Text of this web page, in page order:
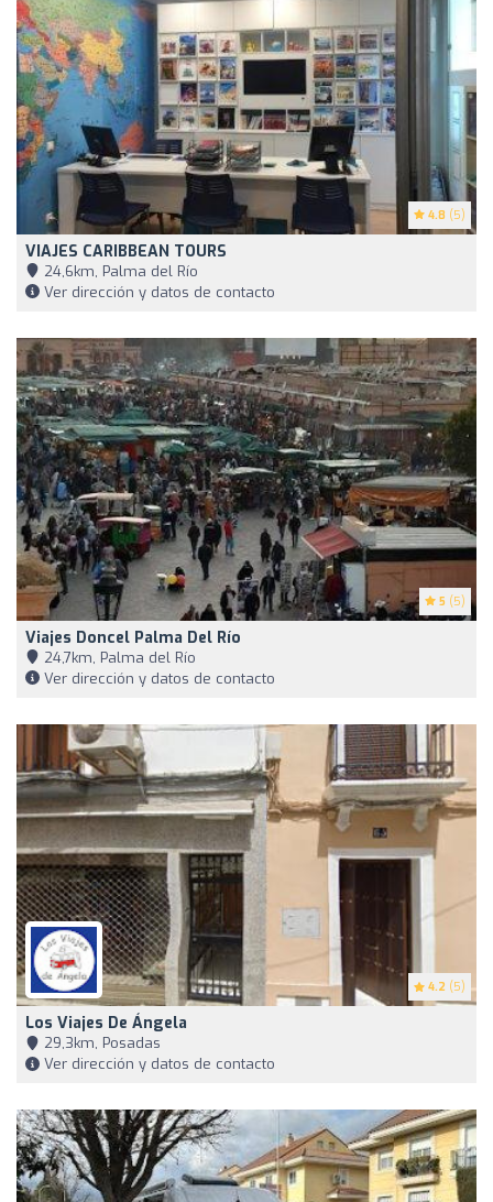
4.8 (5)
VIAJES CARIBBEAN TOURS
24,6km, Palma del Río
Ver dirección y datos de contacto
5 (5)
Viajes Doncel Palma Del Río
24,7km, Palma del Río
Ver dirección y datos de contacto
4.2 (5)
Los Viajes De Ángela
29,3km, Posadas
Ver dirección y datos de contacto